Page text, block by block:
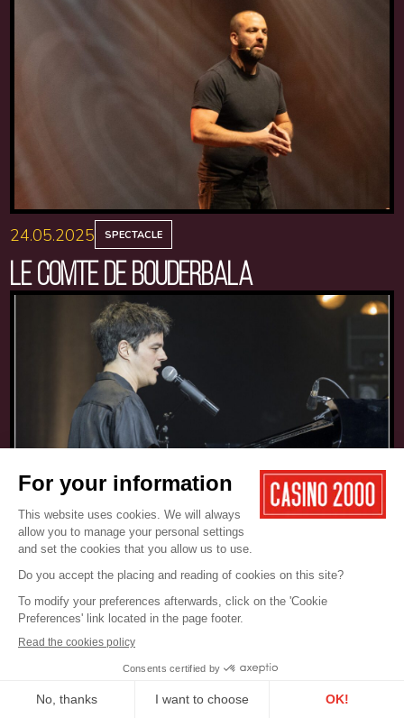
24.05.2025 SPECTACLE
LE COMTE DE BOUDERBALA
JAMIE CULLUM